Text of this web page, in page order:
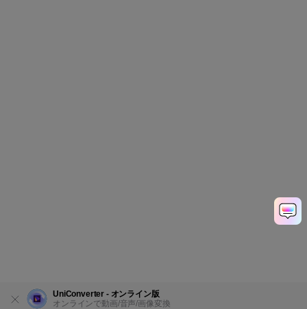
UniConverter - オンライン版
オンラインで動画/音声/画像変換